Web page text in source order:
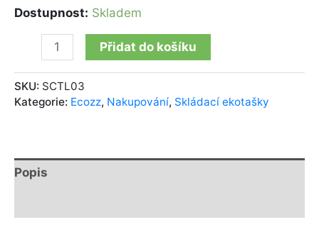
Dostupnost: Skladem
Přidat do košíku
SKU: SCTL03
Kategorie: Ecozz, Nakupování, Skládací ekotašky
Popis